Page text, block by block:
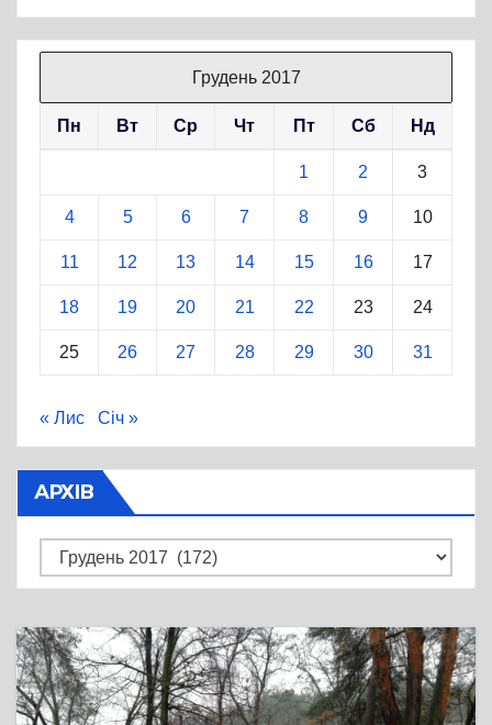
Грудень 2017
Пн Вт Ср Чт Пт Сб Нд
1 2 3
4 5 6 7 8 9 10
11 12 13 14 15 16 17
18 19 20 21 22 23 24
25 26 27 28 29 30 31
« Лис Січ »
АРХІВ
Архів